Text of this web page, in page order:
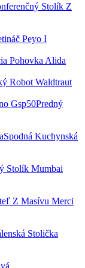
Stolík Z
Peyo I
Pohovka Alida
Robot Waldtraut
Predný
Spodná Kuchynská
Stolík Mumbai
Z Masívu Merci
Stolička